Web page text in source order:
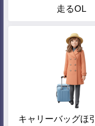
走るOL
キャリーバッグほ